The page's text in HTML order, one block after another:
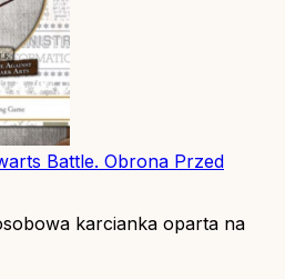
Battle. Obrona Przed
karcianka oparta na